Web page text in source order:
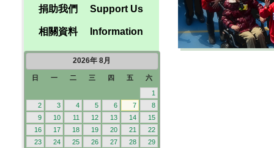
捐助我們 Support Us
相關資料 Information
2026年 8月
日 一 二 三 四 五 六
1
2
3 4 5 6 7
8
9
10 11 12 13 14
15
16
17 18 19 20 21
22
23
24 25 26 27 28
29